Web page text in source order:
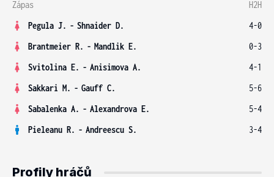
Zápas
H2H
Pegula J. - Shnaider D.
4-0
Brantmeier R. - Mandlik E.
0-3
Svitolina E. - Anisimova A.
4-1
Sakkari M. - Gauff C.
5-6
Sabalenka A. - Alexandrova E.
5-4
Pieleanu R. - Andreescu S. 3-4
Profily hráčů